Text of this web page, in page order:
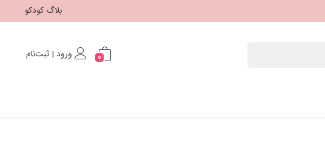
بلاگ کودکو
0 ورود | ثبت‌نام